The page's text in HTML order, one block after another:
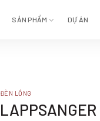
SẢN PHẨM DỰ ÁN
ĐÈN LỒNG
LAPPSANGER